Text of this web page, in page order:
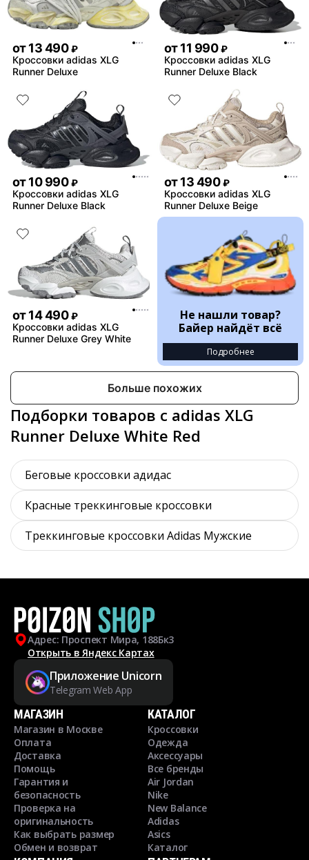
от13 490 ₽
Кроссовки adidas XLG
Runner Deluxe
от11 990 ₽
Кроссовки adidas XLG
Runner Deluxe Black
от10 990 ₽
Кроссовки adidas XLG
Runner Deluxe Black
от13 490 ₽
Кроссовки adidas XLG
Runner Deluxe Beige
от14 490 ₽
Кроссовки adidas XLG
Runner Deluxe Grey White
Не нашли товар?
Байер найдёт всё
Подробнее
Больше похожих
Подборки товаров с adidas XLG
Runner Deluxe White Red
Беговые кроссовки адидас
Красные треккинговые кроссовки
Треккинговые кроссовки Adidas Мужские
Адрес: Проспект Мира, 188Бк3
Открыть в Яндекс Картах
Приложение Unicorn
Telegram Web App
МАГАЗИН
Магазин в Москве
Оплата
Доставка
Помощь
Гарантия и
безопасность
Проверка на
оригинальность
Как выбрать размер
Обмен и возврат
КАТАЛОГ
Кроссовки
Одежда
Аксессуары
Все бренды
Air Jordan
Nike
New Balance
Adidas
Asics
Каталог